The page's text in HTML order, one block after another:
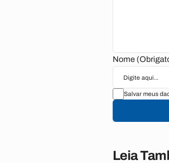
Nome
Salvar meus
Leia